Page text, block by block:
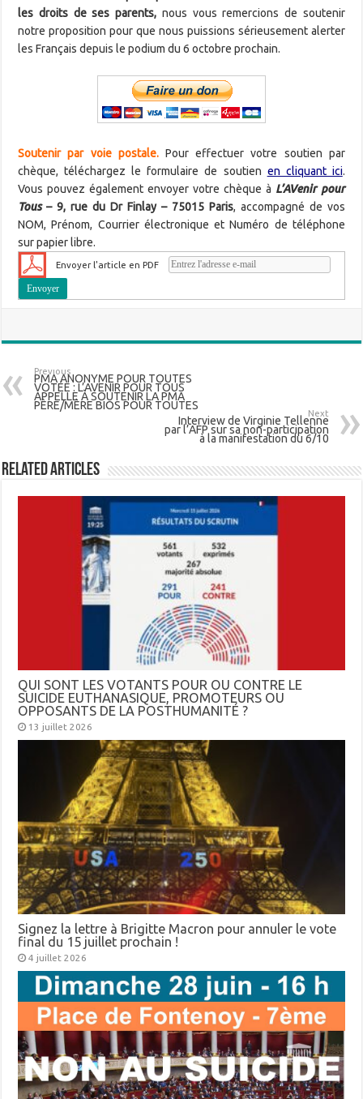
les droits de ses parents, nous vous remercions de soutenir
notre proposition pour que nous puissions sérieusement alerter
les Français depuis le podium du 6 octobre prochain.
Soutenir par voie postale.Pour effectuer votre soutien par
chèque, téléchargez le formulaire de soutien en cliquant ici.​
Vous pouvez également envoyer votre chèque à L’AVenir pour
Tous– 9, rue du Dr Finlay – 75015 Paris, accompagné de vos
NOM, Prénom, Courrier électronique et Numéro de téléphone
sur papier libre.
Envoyer l'article en PDF
Previous
PMA ANONYME POUR TOUTES
VOTÉE : L’AVENIR POUR TOUS
APPELLE À SOUTENIR LA PMA
PÈRE/MÈRE BIOS POUR TOUTES
Next
Interview de Virginie Tellenne
par l’AFP sur sa non-participation
à la manifestation du 6/10
Related Articles
QUI SONT LES VOTANTS POUR OU CONTRE LE
SUICIDE EUTHANASIQUE, PROMOTEURS OU
OPPOSANTS DE LA POSTHUMANITÉ ?
13 juillet 2026
Signez la lettre à Brigitte Macron pour annuler le vote
final du 15 juillet prochain !
4 juillet 2026